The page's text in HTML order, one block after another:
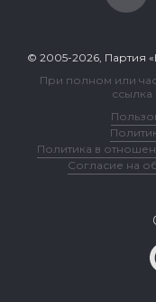
© 2005-2026, Партия
При полном или
ссылка
Политика в
Согласие на